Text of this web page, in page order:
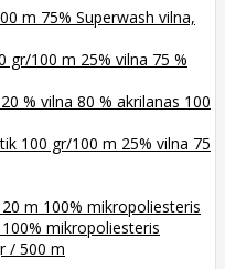
m 75% Superwash vilna,
gr/100 m 25% vilna 75 %
% vilna 80 % akrilanas 100
100 gr/100 m 25% vilna 75
m 100% mikropoliesteris
mikropoliesteris
/ 500 m